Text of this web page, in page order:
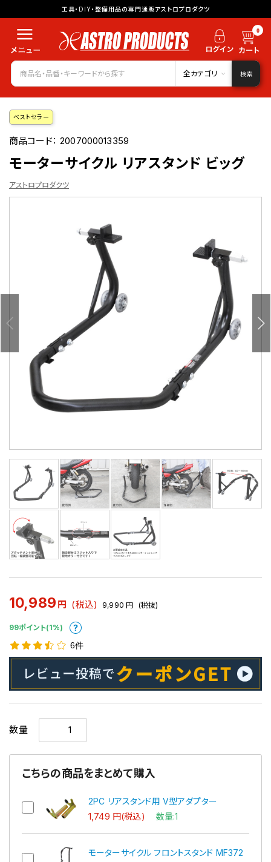
工具・DIY・整備用品の専門通販アストロプロダクツ
0
全カテゴリ 検索
ベストセラー
商品コード：2007000013359
モーターサイクル リアスタンド ビッグ
アストロプロダクツ
10,989 円 (税込) 9,990 円 (税抜)
99ポイント(1%)
6件
数量
こちらの商品をまとめて購入
2PC リアスタンド用 V型アダプター
1,749 円(税込) 数量:1
モーターサイクル フロントスタンド MF372